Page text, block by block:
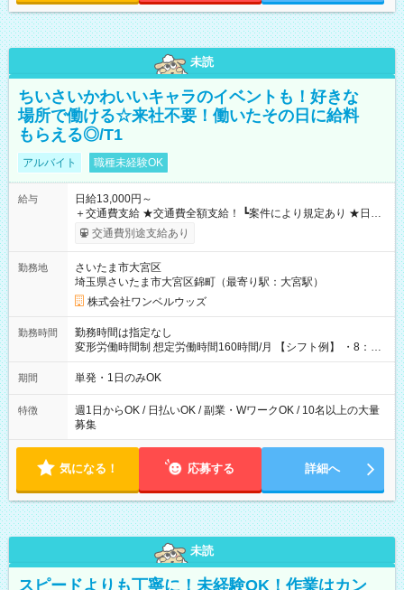
未読
ちいさいかわいいキャラのイベントも！好きな
場所で働ける☆来社不要！働いたその日に給料
もらえる◎/T1
アルバイト 職種未経験OK
給与
日給13,000円～
＋交通費支給 ★交通費全額支給！ ┗案件により規定あり ★日払
いOK！（規定あり） ┗働いたその日に現金GET♪ お仕事後はコ
ンビニATMから 日払い分を引き落とせます！ 【試用期間】試
交通費別途支給あり
勤務地
さいたま市大宮区
埼玉県さいたま市大宮区錦町（最寄り駅：大宮駅）
株式会社ワンベルウッズ
勤務時間
勤務時間は指定なし
変形労働時間制 想定労働時間160時間/月 【シフト例】 ・8：00
～21：00
期間 単発・1日のみOK
特徴
週1日からOK / 日払いOK / 副業・WワークOK / 10名以上の大量
募集
気になる！ 応募する 詳細へ
未読
スピードよりも丁寧に！未経験OK！作業はカン